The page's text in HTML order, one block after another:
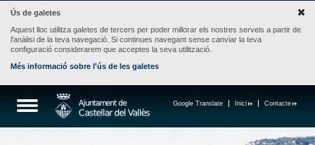
Ús de galetes
Aquest lloc utilitza galetes de tercers per poder millorar els nostres serveis a partir de
l'anàlisi de la teva navegació. Si continues navegant sense canviar la teva
configuració considerarem que acceptes la seva utilització.
Més informació sobre l'ús de les galetes
Contacte
Inici
Google Translate